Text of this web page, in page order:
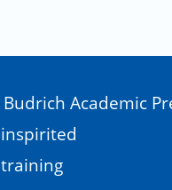
Academic